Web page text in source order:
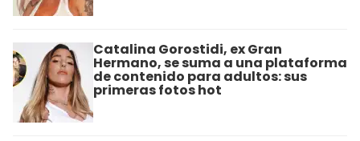
Catalina Gorostidi, ex Gran
Hermano, se suma a una plataforma
de contenido para adultos: sus
primeras fotos hot